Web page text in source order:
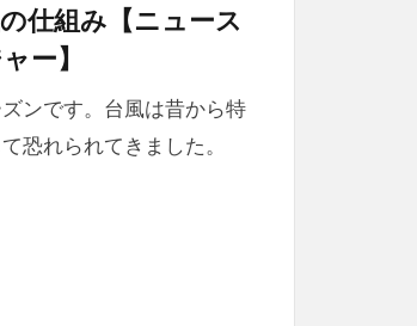
仕組み【ニュース
ー】
ンです。台風は昔から特
恐れられてきました。